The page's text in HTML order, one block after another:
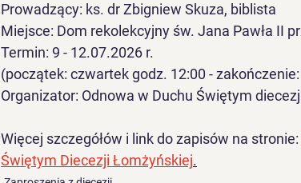
Prowadzący: ks. dr Zbigniew Skuza, biblista
Miejsce: Dom rekolekcyjny św. Jana Pawła II
Termin: 9 - 12.07.2026 r.
(początek: czwartek godz. 12:00 -
Organizator: Odnowa w Duchu Świętym
Więcej szczegółów i link do zapisów na stronie:
Świętym Diecezji Łomżyńskiej.